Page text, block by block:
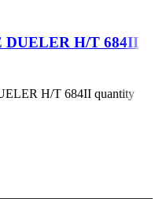
DUELER H/T 684II
H/T 684II quantity